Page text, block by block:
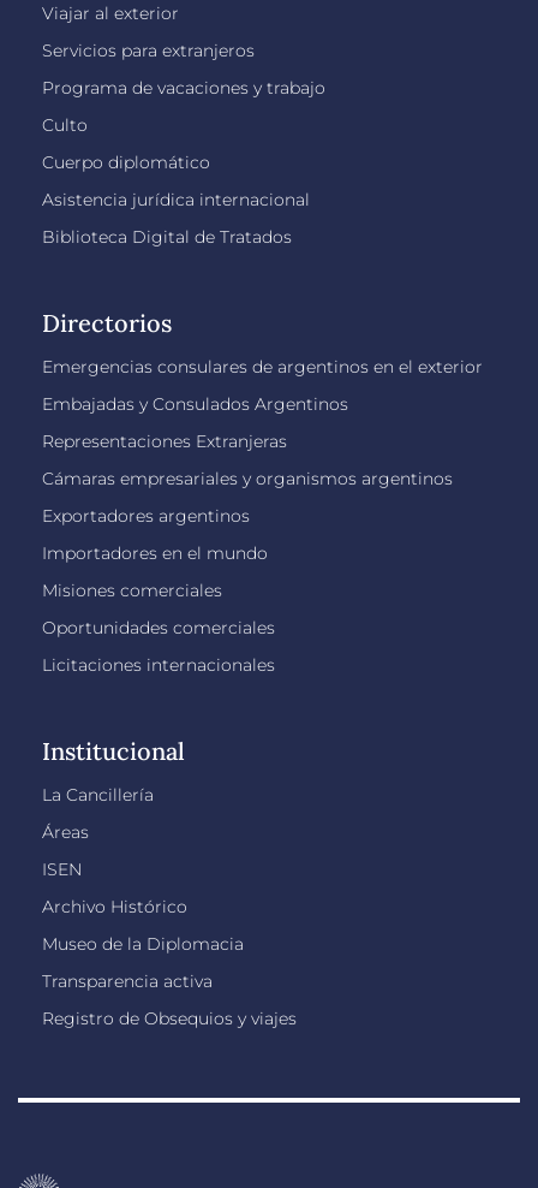
Viajar al exterior
Servicios para extranjeros
Programa de vacaciones y trabajo
Culto
Cuerpo diplomático
Asistencia jurídica internacional
Biblioteca Digital de Tratados
Directorios
Emergencias consulares de argentinos en el exterior
Embajadas y Consulados Argentinos
Representaciones Extranjeras
Cámaras empresariales y organismos argentinos
Exportadores argentinos
Importadores en el mundo
Misiones comerciales
Oportunidades comerciales
Licitaciones internacionales
Institucional
La Cancillería
Áreas
ISEN
Archivo Histórico
Museo de la Diplomacia
Transparencia activa
Registro de Obsequios y viajes